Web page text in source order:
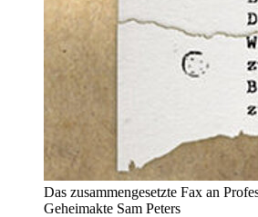
Das zusammengesetzte Fax an
Geheimakte Sam Peters